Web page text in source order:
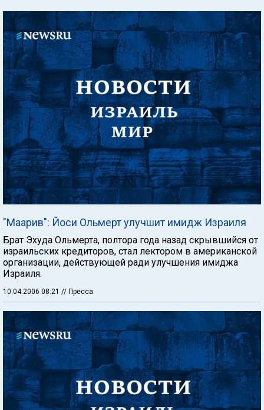
"Маарив": Йоси Ольмерт улучшит имидж Израиля
Брат Эхуда Ольмерта, полтора года назад скрывшийся от
израильских кредиторов, стал лектором в американской
организации, действующей ради улучшения имиджа
Израиля.
10.04.2006 08:21 // Пресса